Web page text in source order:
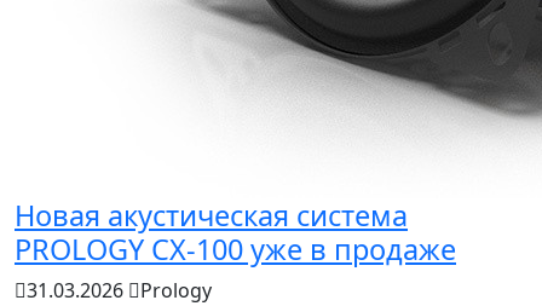
Новая акустическая система
PROLOGY CX-100 уже в продаже
31.03.2026
Prology